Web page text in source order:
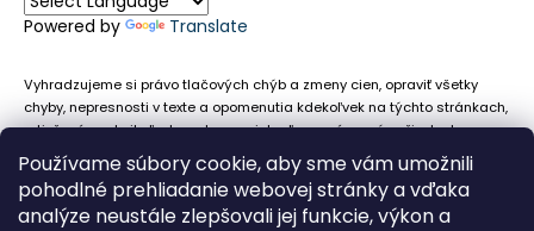
Používame súbory cookie, aby sme vám umožnili
pohodlné prehliadanie webovej stránky a vďaka
analýze neustále zlepšovali jej funkcie, výkon a
Powered by Translate
Vyhradzujeme si právo tlačových chýb a zmeny cien, opraviť všetky
chyby, nepresnosti v texte a opomenutia kdekoľvek na týchto stránkach,
a tiež právo akejkoľvek osobe zamietnuť neoprávnenú požiadavku na
chybne uvedený text. Na stránkach sa môžu vyskytnúť technické
nepresnosti a typografické chyby alebo opomenutia v súvislosti s
informáciami zobrazenými na týchto stránkach, nevyplýva nám žiadna
povinnosť ani zodpovednosť v prípade, že sa spoliehajú na nepresné